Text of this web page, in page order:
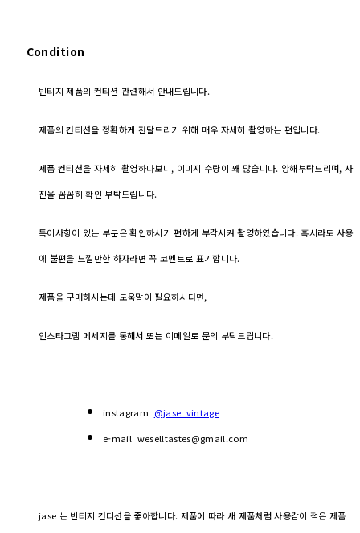
Condition
빈티지 제품의 컨티션 관련해서 안내드립니다.
제품의 컨티션을 정확하게 전달드리기 위해 매우 자세히 촬영하는 편입니다.
제품 컨티션을 자세히 촬영하다보니, 이미지 수량이 꽤 많습니다. 양해부탁드리며, 사
진을 꼼꼼히 확인 부탁드립니다.
특이사항이 있는 부분은 확인하시기 편하게 부각시켜 촬영하였습니다. 혹시라도 사용
에 불편을 느낄만한 하자라면 꼭 코멘트로 표기합니다.
제품을 구매하시는데 도움말이 필요하시다면,
인스타그램 메세지를 통해서 또는 이메일로 문의 부탁드립니다.
instagram @jase_vintage
e-mail weselltastes@gmail.com
jase 는 빈티지 컨디션을 좋아합니다. 제품에 따라 새 제품처럼 사용감이 적은 제품